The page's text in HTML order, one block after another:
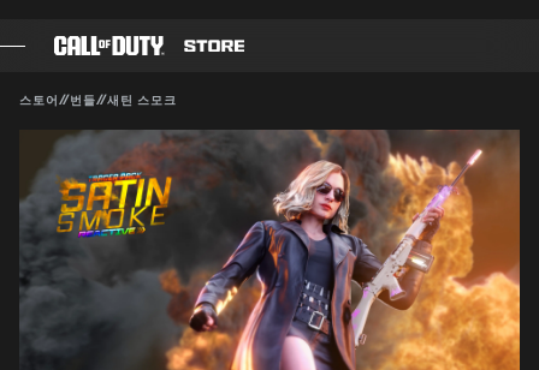
배틀 패스
블랙셀
COD 점수
장비 샵
스토어//번들//새틴 스모크
호환 가능:
구매 확인
취소
Activision은 이 게임 내 콘텐츠를 언제든 업데이트, 교체,
제거할 수 있습니다.